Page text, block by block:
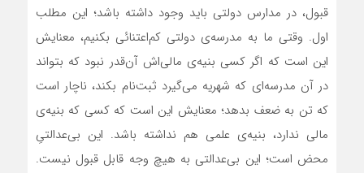
قبول، در مدارس دولتی باید وجود داشته باشد؛ این مطلب
اول. وقتی ما به مدرسه‌ی دولتی کم‌اعتنائی بکنیم، معنایش
این است که اگر کسی بنیه‌ی مالی‌اش آن‌قدر نبود که بتواند
در آن مدرسه‌ای که شهریه می‌گیرد ثبت‌نام بکند، ناچار است
که تن به ضعف بدهد؛ معنایش این است که کسی که بنیه‌ی
مالی ندارد، بنیه‌ی علمی هم نداشته باشد. این بی‌عدالتیِ
محض است؛ این بی‌عدالتی به هیچ وجه قابل قبول نیست.